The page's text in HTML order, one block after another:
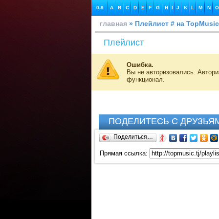
0-9 A B C D E F G H I J K L M N O
главная » Плейлист # на TopMusic
Плейлист
Ошибка.
Вы не авторизовались.
функционал.
ПОДЕЛИТЕСЬ С
Поделиться…
Прямая ссылка: